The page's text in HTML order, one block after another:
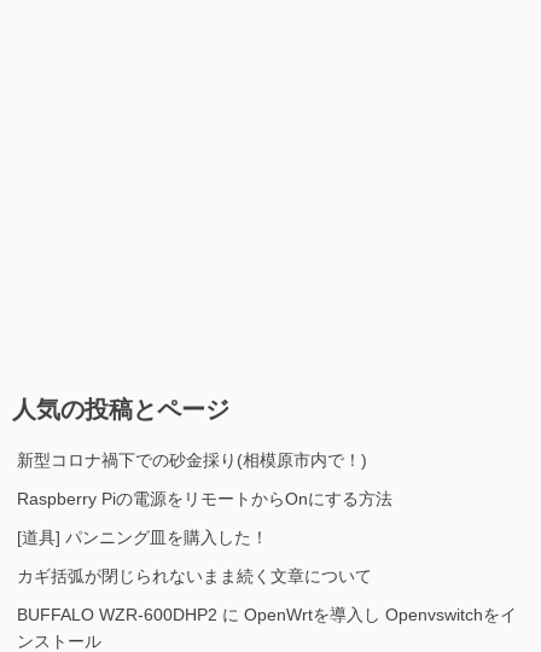
人気の投稿とページ
新型コロナ禍下での砂金採り(相模原市内で！)
Raspberry Piの電源をリモートからOnにする方法
[道具] パンニング皿を購入した！
カギ括弧が閉じられないまま続く文章について
BUFFALO WZR-600DHP2 に OpenWrtを導入し Openvswitchをイ
ンストール